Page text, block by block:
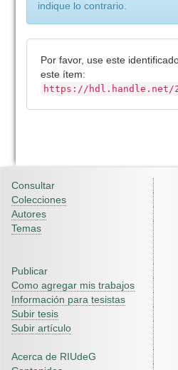
indique lo contrario.
Por favor, use este
este ítem:
https://hdl.handle.net/
Consultar
Colecciones
Autores
Temas
Publicar
Como agregar mis trabajos
Información para tesistas
Subir tesis
Subir artículo
Acerca de RIUdeG